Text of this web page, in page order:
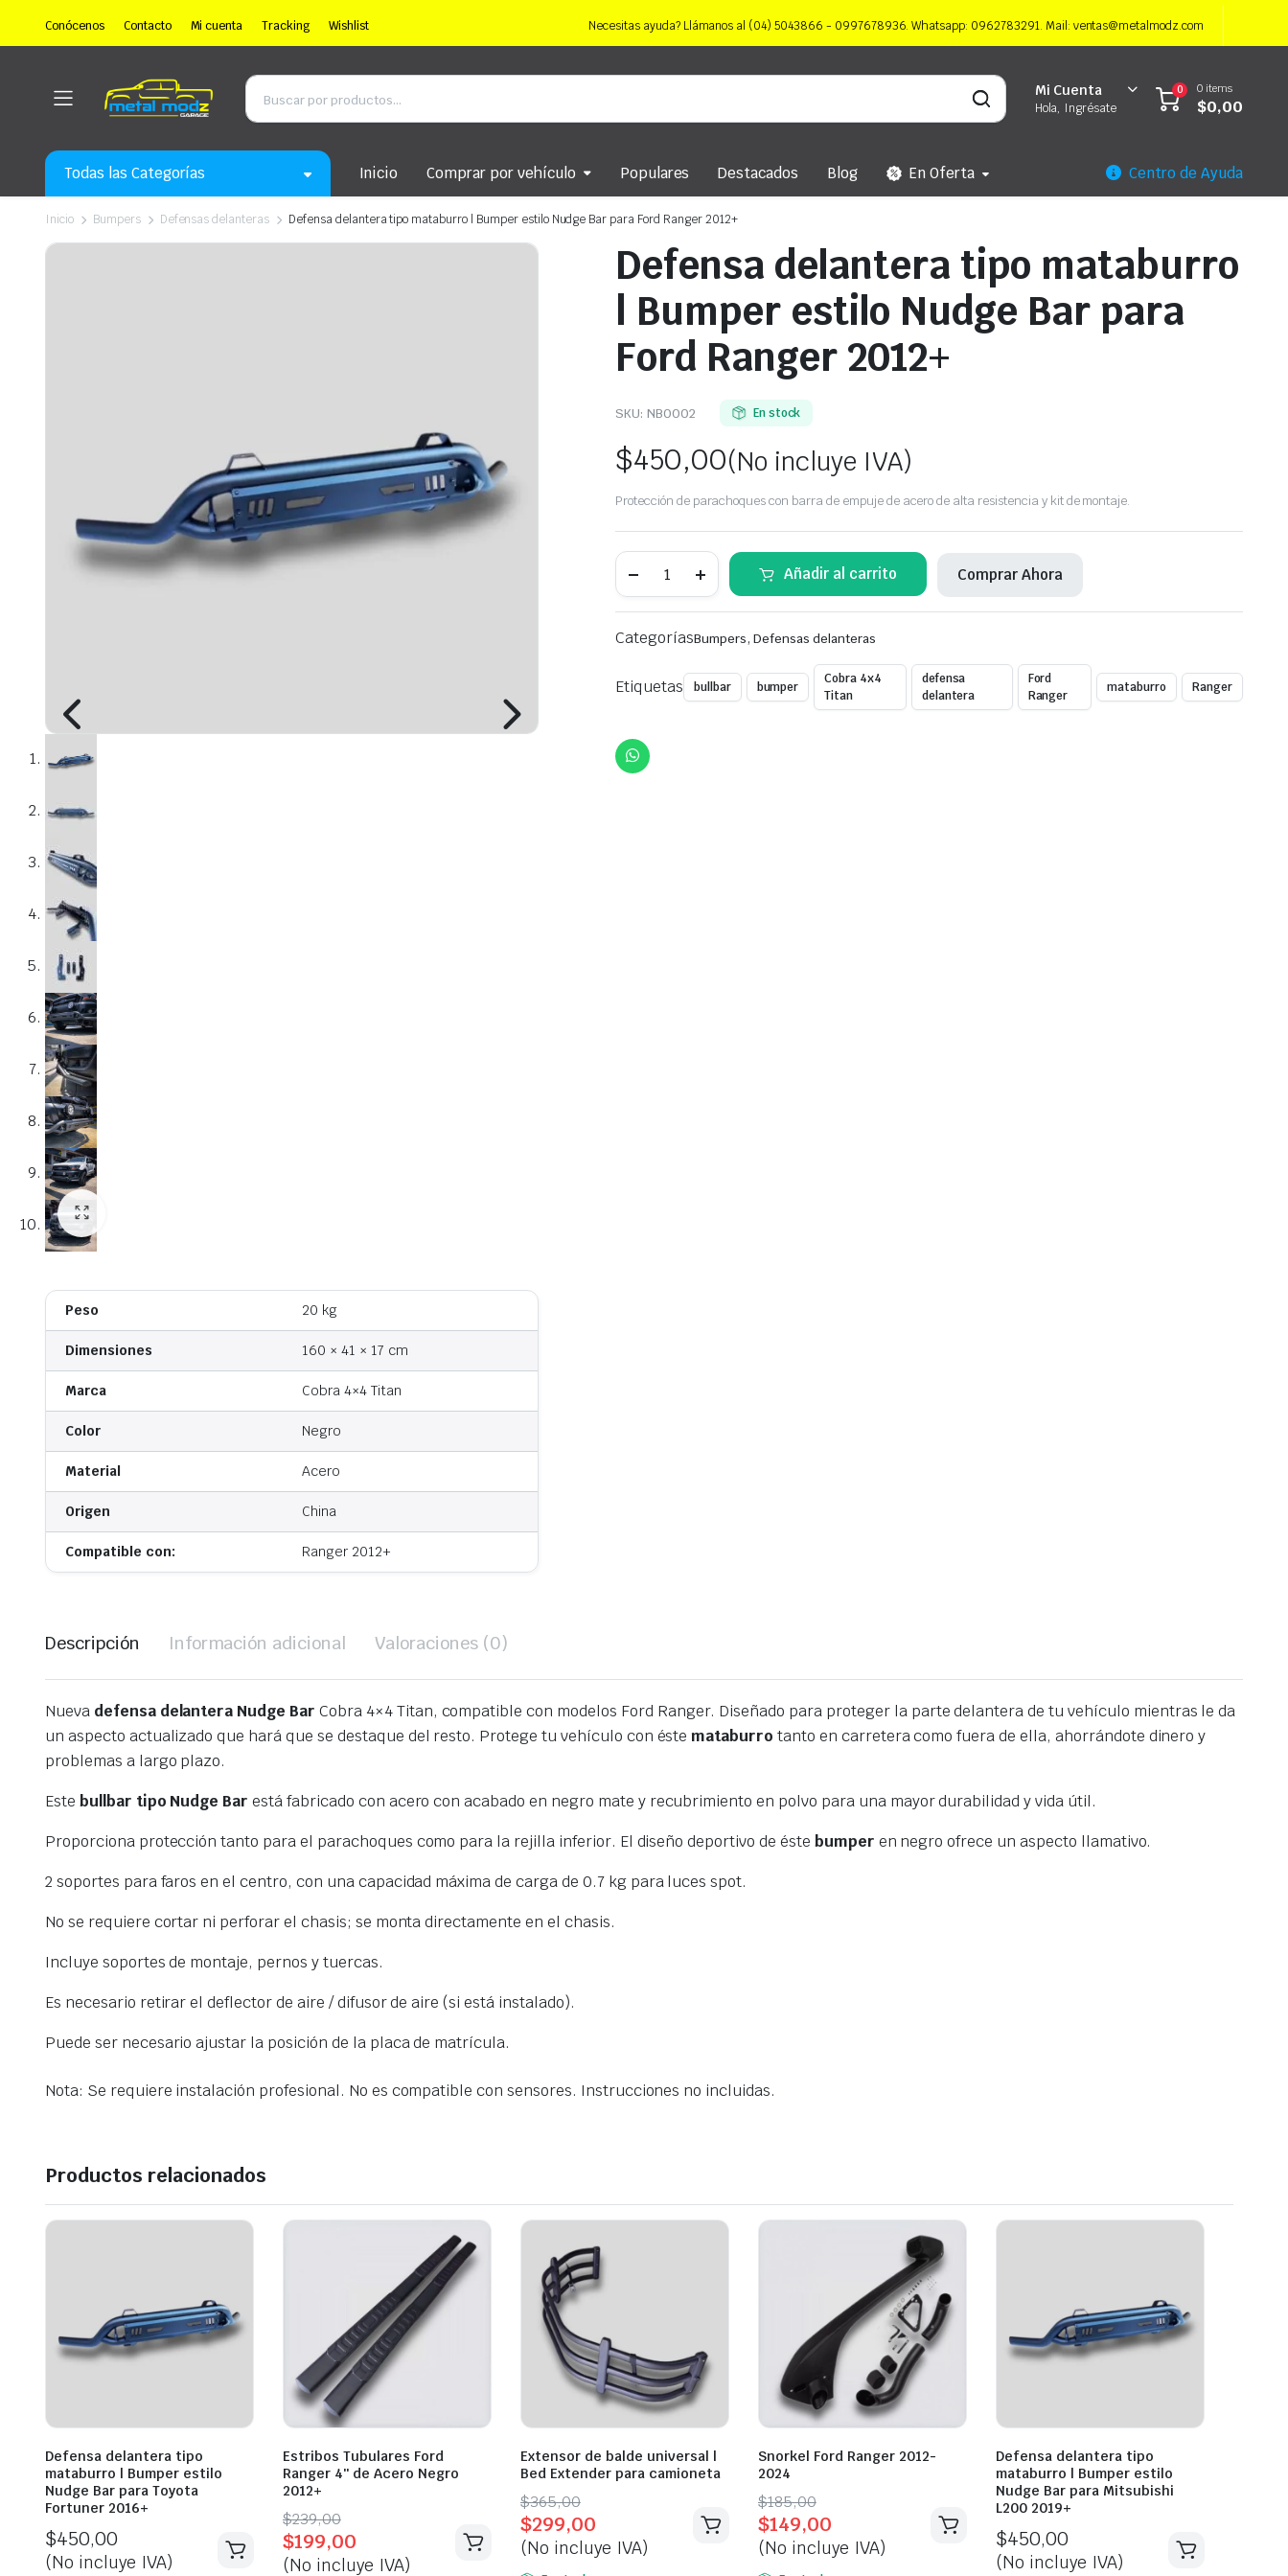
Conócenos Contacto Mi cuenta Tracking Wishlist Necesitas ayuda? Llámanos al (04) 5043866 - 0997678936. Whatsapp: 0962783291. Mail: ventas@metalmodz.com
Mi Cuenta
Hola, Ingrésate
0 0 items
$0,00
Todas las Categorías Inicio Comprar por vehículo Populares Destacados Blog En Oferta Centro de Ayuda
Inicio Bumpers Defensas delanteras Defensa delantera tipo mataburro | Bumper estilo Nudge Bar para Ford Ranger 2012+
Peso 20 kg
Dimensiones 160 × 41 × 17 cm
Marca Cobra 4×4 Titan
Color Negro
Material Acero
Origen China
Compatible con: Ranger 2012+
Defensa delantera tipo mataburro
| Bumper estilo Nudge Bar para
Ford Ranger 2012+
SKU: NB0002 En stock
$450,00(No incluye IVA)
Protección de parachoques con barra de empuje de acero de alta resistencia y kit de montaje.
delantera
mataburro
Bumper
Nudge
Bar
2012+
quantity
Añadir al carrito Comprar Ahora
CategoríasBumpers, Defensas delanteras
Etiquetas bullbar bumper
Cobra 4x4
Titan
defensa
delantera
Ford
Ranger
mataburro Ranger
Descripción Información adicional Valoraciones (0)
Nueva defensa delantera Nudge Bar Cobra 4×4 Titan, compatible con modelos Ford Ranger. Diseñado para proteger la parte delantera de tu vehículo mientras le da
un aspecto actualizado que hará que se destaque del resto. Protege tu vehículo con éste mataburro tanto en carretera como fuera de ella, ahorrándote dinero y
problemas a largo plazo.
Este bullbar tipo Nudge Bar está fabricado con acero con acabado en negro mate y recubrimiento en polvo para una mayor durabilidad y vida útil.
Proporciona protección tanto para el parachoques como para la rejilla inferior. El diseño deportivo de éste bumper en negro ofrece un aspecto llamativo.
2 soportes para faros en el centro, con una capacidad máxima de carga de 0.7 kg para luces spot.
No se requiere cortar ni perforar el chasis; se monta directamente en el chasis.
Incluye soportes de montaje, pernos y tuercas.
Es necesario retirar el deflector de aire / difusor de aire (si está instalado).
Puede ser necesario ajustar la posición de la placa de matrícula.
Nota: Se requiere instalación profesional. No es compatible con sensores. Instrucciones no incluidas.
Productos relacionados
Defensa delantera tipo
mataburro | Bumper estilo
Nudge Bar para Toyota
Fortuner 2016+
$450,00
(No incluye IVA)
Estribos Tubulares Ford
Ranger 4″ de Acero Negro
2012+
$239,00
Original
price
was:
$199,00
Current
price
is:
(No incluye IVA)
Extensor de balde universal |
Bed Extender para camioneta
$365,00
Original
price
was:
$299,00
Current
price
is:
(No incluye IVA)
Snorkel Ford Ranger 2012-
2024
$185,00
Original
price
was:
$149,00
Current
price
is:
(No incluye IVA)
Defensa delantera tipo
mataburro | Bumper estilo
Nudge Bar para Mitsubishi
L200 2019+
$450,00
(No incluye IVA)